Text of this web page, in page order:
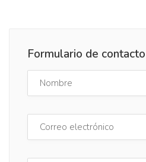
Formulario de contacto